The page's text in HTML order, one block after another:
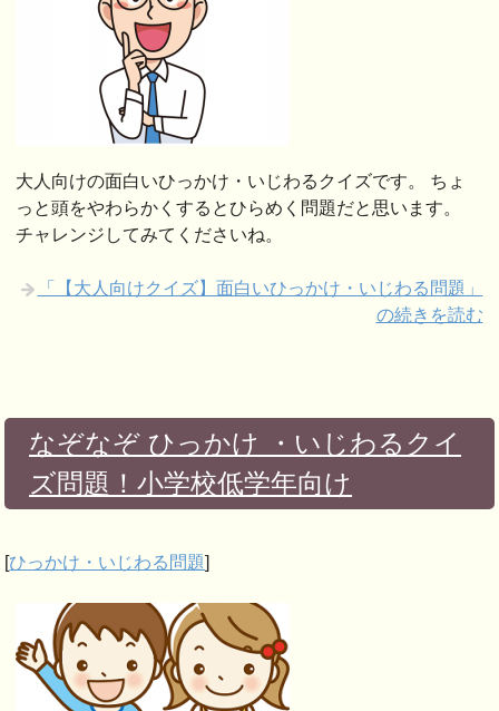
大人向けの面白いひっかけ・いじわるクイズです。 ちょ
っと頭をやわらかくするとひらめく問題だと思います。
チャレンジしてみてくださいね。
「【大人向けクイズ】面白いひっかけ・いじわる問題」
の続きを読む
なぞなぞ ひっかけ ・いじわるクイ
ズ問題！小学校低学年向け
[ひっかけ・いじわる問題]